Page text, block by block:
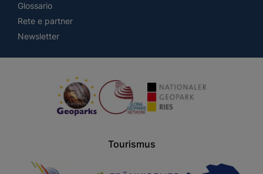
Glossario
Rete e partner
Newsletter
Tourismus